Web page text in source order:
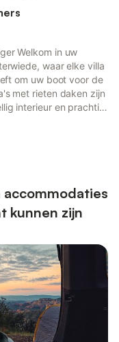
Welkom in uw
waar elke villa
om uw boot voor de
met rieten daken zijn
interieur en prachtig
personen bent, u
kunnen zijn